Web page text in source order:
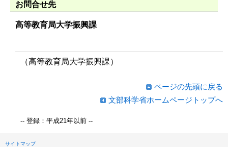
お問合せ先
高等教育局大学振興課
（高等教育局大学振興課）
ページの先頭に戻る
文部科学省ホームページトップへ
-- 登録：平成21年以前 --
サイトマップ